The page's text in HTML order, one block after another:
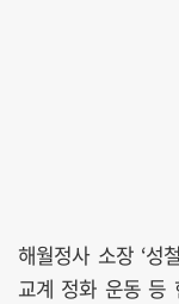
해월정사 소장 ‘성
교계 정화 운동 등